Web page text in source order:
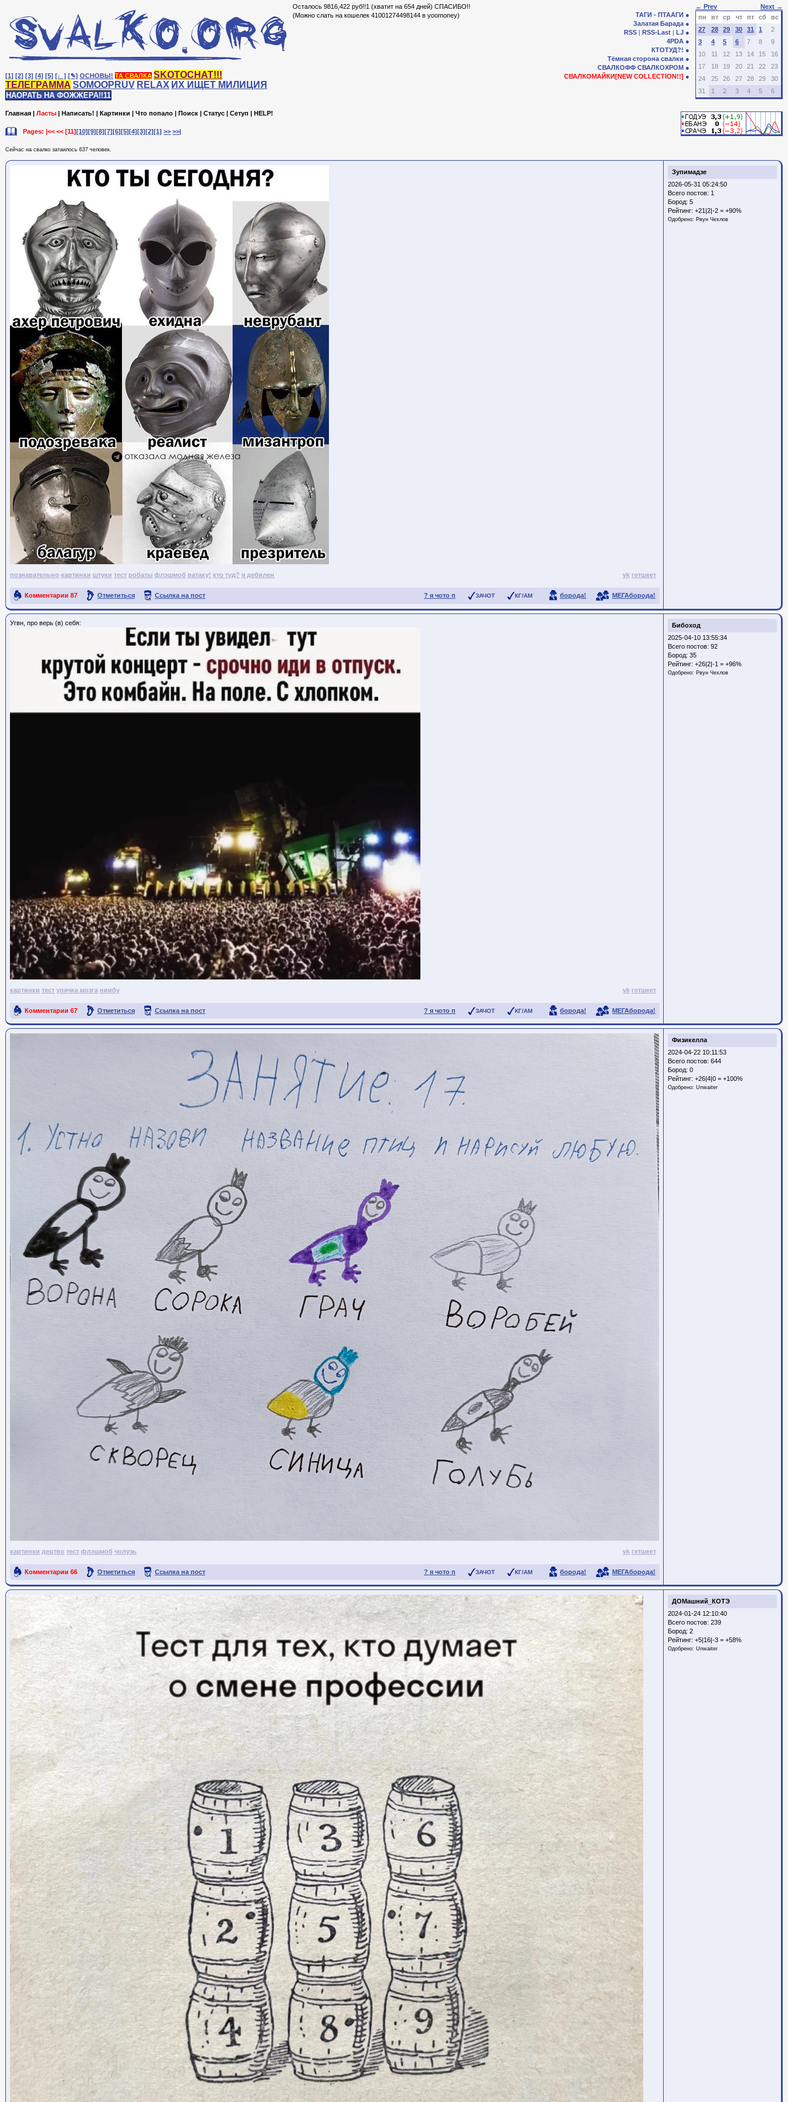
[1] [2] [3] [4] [5] [♩] [✎] ОСНОВЫ! ТА СВАЛКА SKOTOCHAT!!!
ТЕЛЕГРАММА SOMOOPRUV RELAX ИХ ИЩЕТ МИЛИЦИЯ
НАОРАТЬ НА ФОЖЖЕРА!!11
Осталось 9816,422 руб!!1 (хватит на 654 дней) СПАСИБО!!
(Можно слать на кошелек 41001274498144 в yoomoney)
ТАГИ - ПТААГИ
Залатая Барада
RSS | RSS-Last | LJ
4PDA
КТОТУД?!
Тёмная сторона свалки
СВАЛКОФФ СВАЛКОХРОМ
СВАЛКОМАЙКИ[NEW COLLECTION!!]
← Prev
Next →
пн
вт ср чт пт сб
вс
27
28 29 30 31 1
2
3
4 5 6 7 8
9
10
11 12 13 14 15
16
17
18 19 20 21 22
23
24
25 26 27 28 29
30
31
1 2 3 4 5 6
Главная | Ласты | Написать! | Картинки | Что попало | Поиск | Статус | Сетуп | HELP!
Pages: |<< << [11][10][9][8][7][6][5][4][3][2][1] >> >>|
Сейчас на cвалко затаилось 637 человек.
Зупимадзе
2026-05-31 05:24:50
Всего постов: 1
Бород: 5
Рейтинг: +21|2|-2 = +90%
Одобрено: Рвун Чехлов
познавательно картинки штуки тест робаты флэшмоб ватаку! кто туд? я дебилен vk гетшеет
? я чото п ЗАЧОТ КГ/АМ борода! МЕГАборода!
Комментарии 87 Отметиться Ссылка на пост
Бибоход
2025-04-10 13:55:34
Всего постов: 92
Бород: 35
Рейтинг: +26|2|-1 = +96%
Одобрено: Рвун Чехлов
Угвн, про верь (в) себя:
картинки тест упячка мозга ниибу vk гетшеет
? я чото п ЗАЧОТ КГ/АМ борода! МЕГАборода!
Комментарии 67 Отметиться Ссылка на пост
Физикелла
2024-04-22 10:11:53
Всего постов: 644
Бород: 0
Рейтинг: +26|4|0 = +100%
Одобрено: Unwaiter
картинки децтво тест флэшмоб чолузь vk гетшеет
? я чото п ЗАЧОТ КГ/АМ борода! МЕГАборода!
Комментарии 66 Отметиться Ссылка на пост
ДОМашний_КОТЭ
2024-01-24 12:10:40
Всего постов: 239
Бород: 2
Рейтинг: +5|16|-3 = +58%
Одобрено: Unwaiter